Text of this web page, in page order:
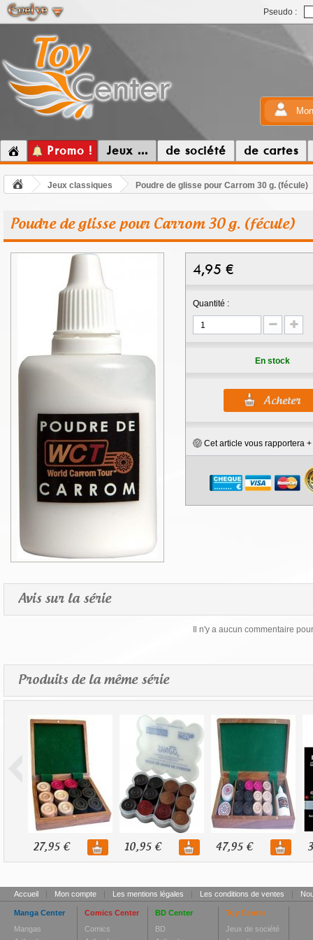
Pseudo :
Promo ! Jeux ... de société de cartes
Jeux classiques Poudre de glisse pour Carrom 30 g. (fécule)
Poudre de glisse pour Carrom 30 g. (fécule)
4,95 €
Quantité :
En stock
Cet article vous rapportera +
Avis sur la série
Il n'y a aucun commentaire
Produits de la même série
27,95 € 10,95 € 47,95 €
Accueil | Mon compte | Les mentions légales | Les conditions de ventes |
Manga Center
Mangas
Comics Center
Comics
BD Center
BD
Toy Center
Jeux de société